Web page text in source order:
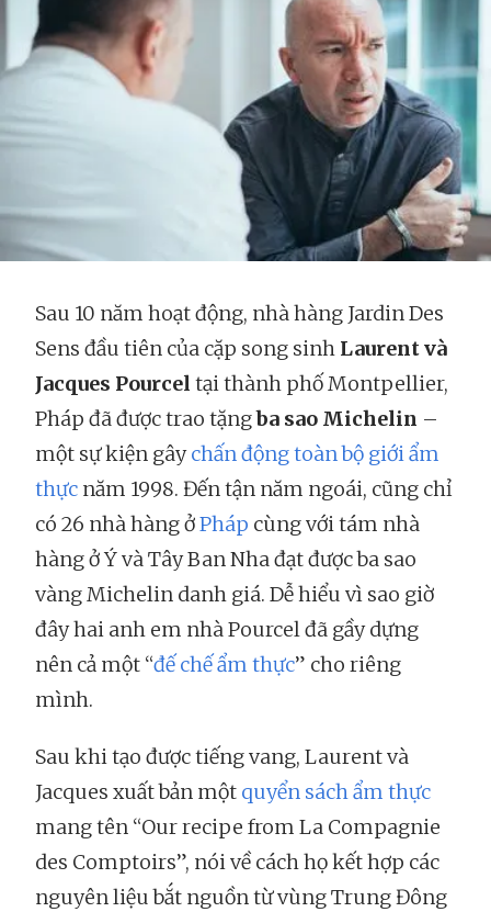
Sau 10 năm hoạt động, nhà hàng Jardin Des
Sens đầu tiên của cặp song sinh Laurent và
Jacques Pourcel tại thành phố Montpellier,
Pháp đã được trao tặngba sao Michelin –
một sự kiện gâychấn động toàn bộ giới ẩm
thực năm 1998. Đến tận năm ngoái, cũng chỉ
có 26 nhà hàng ởPháp cùng với tám nhà
hàng ở Ý và Tây Ban Nha đạt được ba sao
vàng Michelin danh giá. Dễ hiểu vì sao giờ
đây hai anh em nhà Pourcel đã gầy dựng
nên cả một “đế chế ẩm thực” cho riêng
mình.
Sau khi tạo được tiếng vang, Laurent và
Jacques xuất bản một quyển sách ẩm thực
mang tên “Our recipe from La Compagnie
des Comptoirs”, nói về cách họ kết hợp các
nguyên liệu bắt nguồn từ vùng Trung Đông